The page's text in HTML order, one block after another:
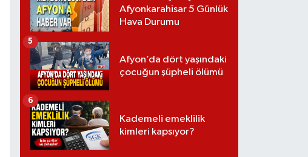
Afyonkarahisar 5 Günlük
Hava Durumu
Afyon’da dört yaşındaki
çocuğun şüpheli ölümü
5
Kademeli emeklilik
kimleri kapsıyor?
6